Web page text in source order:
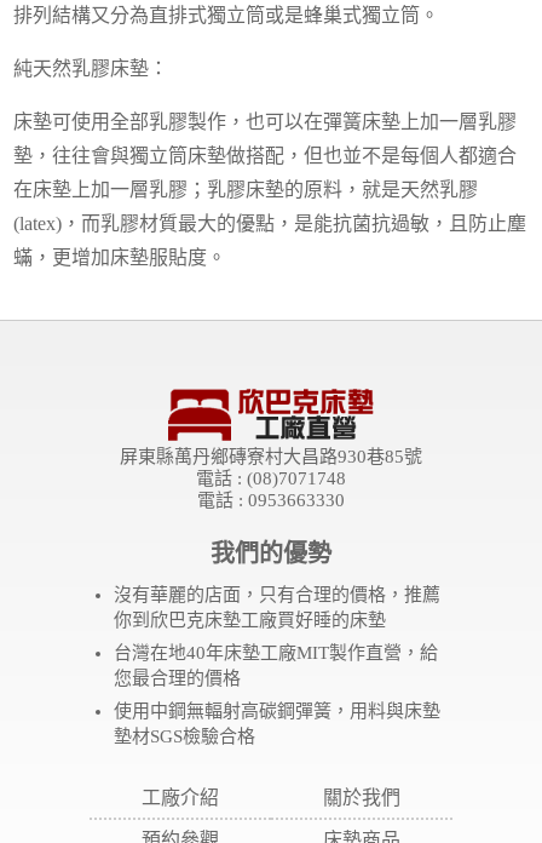
排列結構又分為直排式獨立筒或是蜂巢式獨立筒。
純天然乳膠床墊：
床墊可使用全部乳膠製作，也可以在彈簧床墊上加一層乳膠
墊，往往會與獨立筒床墊做搭配，但也並不是每個人都適合
在床墊上加一層乳膠；乳膠床墊的原料，就是天然乳膠
(latex)，而乳膠材質最大的優點，是能抗菌抗過敏，且防止塵
蟎，更增加床墊服貼度。
屏東縣萬丹鄉磚寮村大昌路930巷85號
電話 : (08)7071748
電話 : 0953663330
我們的優勢
沒有華麗的店面，只有合理的價格，推薦
你到欣巴克床墊工廠買好睡的床墊
台灣在地40年床墊工廠MIT製作直營，給
您最合理的價格
使用中鋼無輻射高碳鋼彈簧，用料與床墊
墊材SGS檢驗合格
工廠介紹 關於我們